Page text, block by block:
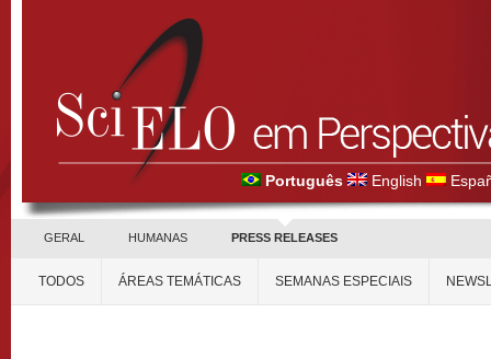
Português English
GERAL HUMANAS PRESS RELEASES
TODOS ÁREAS TEMÁTICAS SEMANAS ESPECIAIS